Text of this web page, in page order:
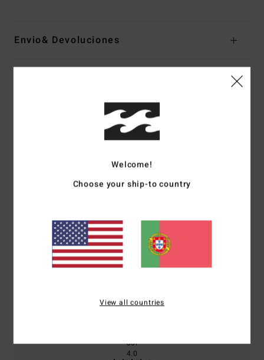
Envio& Devoluciones
Pontuação média
4.0/5
Conforto
4.0
Relação qualidade/preço
Cor
4.0
Welcome!
Choose your ship-to country
View all countries